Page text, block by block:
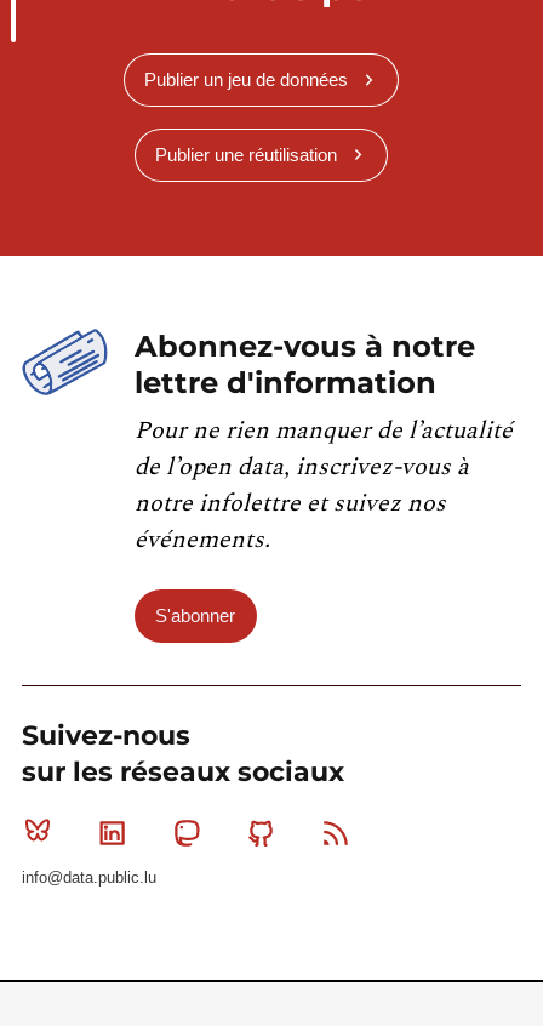
Publier un jeu de données
Publier une réutilisation
Abonnez-vous à notre
lettre d'information
Pour ne rien manquer de l’actualité
de l’open data, inscrivez-vous à
notre infolettre et suivez nos
événements.
S'abonner
Suivez-nous
sur les réseaux sociaux
Bluesky Linkedin MastodonGithub
info@data.public.lu